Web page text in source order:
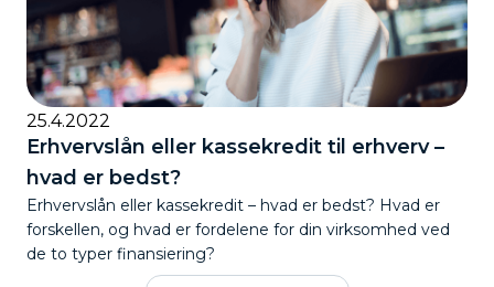
25.4.2022
Erhvervslån eller kassekredit til erhverv –
hvad er bedst?
Erhvervslån eller kassekredit – hvad er bedst? Hvad er
forskellen, og hvad er fordelene for din virksomhed ved
de to typer finansiering?